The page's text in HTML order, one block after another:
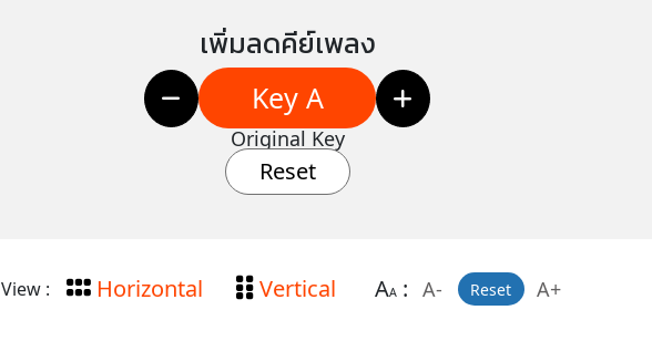
เพิ่มลดคีย์เพลง
Key A
Original Key
Reset
View : Horizontal Vertical AA: A- Reset A+